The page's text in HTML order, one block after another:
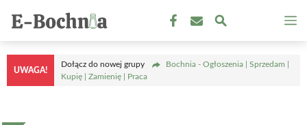
treści
UWAGA!
Dołącz do nowej grupy
Bochnia - Ogłoszenia | Sprzedam |
Kupię | Zamienię | Praca